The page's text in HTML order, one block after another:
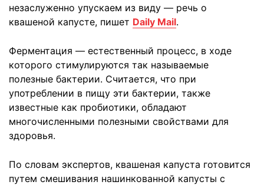
незаслуженно упускаем из виду — речь о
квашеной капусте, пишет Daily Mail.
Ферментация — естественный процесс, в ходе
которого стимулируются так называемые
полезные бактерии. Считается, что при
употреблении в пищу эти бактерии, также
известные как пробиотики, обладают
многочисленными полезными свойствами для
здоровья.
По словам экспертов, квашеная капуста готовится
путем смешивания нашинкованной капусты с